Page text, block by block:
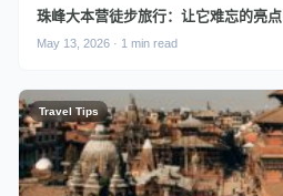
珠峰大本营徒步旅行：让它难忘的亮点
May 13, 2026 · 1 min read
Travel Tips